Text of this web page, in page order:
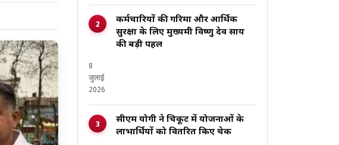
कर्मचारियों की गरिमा और आर्थिक
सुरक्षा के लिए मुख्यमंत्री विष्णु देव साय
की बड़ी पहल
8
जुलाई
2026
सीएम योगी ने चित्रकूट में योजनाओं के
लाभार्थियों को वितरित किए चेक